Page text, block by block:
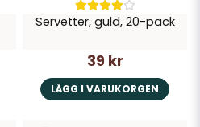
Servetter, guld, 20-pack
39 kr
LÄGG I VARUKORGEN